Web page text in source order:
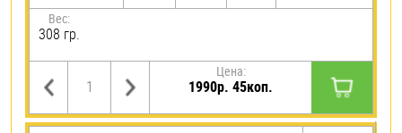
Вес:
308 гр.
Цена:
1990р. 45коп.